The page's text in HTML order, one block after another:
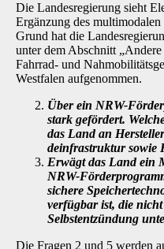
Die Landesregierung sieht
Ergänzung des
Grund hat die
unter dem Abschnitt
Fahrrad- und
Westfalen aufgenommen.
Über ein NRW-
stark gefördert.
das Land an
deinfrastruktur sowie
Erwägt das Land ein
NRW-
sichere
verfügbar ist, die
Selbstentzündung
Die Fragen 2 und 5 werden